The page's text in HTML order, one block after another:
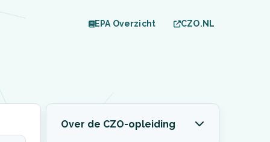
EPA Overzicht CZO.NL
Over de CZO-opleiding